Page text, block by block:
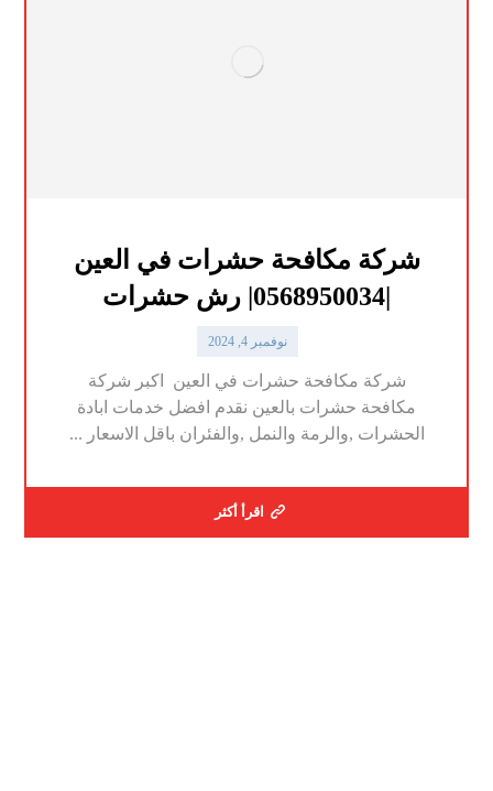
شركة مكافحة حشرات في العين
|0568950034| رش حشرات
نوفمبر 4, 2024
شركة مكافحة حشرات في العين اكبر شركة
مكافحة حشرات بالعين نقدم افضل خدمات ابادة
الحشرات ,والرمة والنمل ,والفئران باقل الاسعار ...
اقرأ أكثر